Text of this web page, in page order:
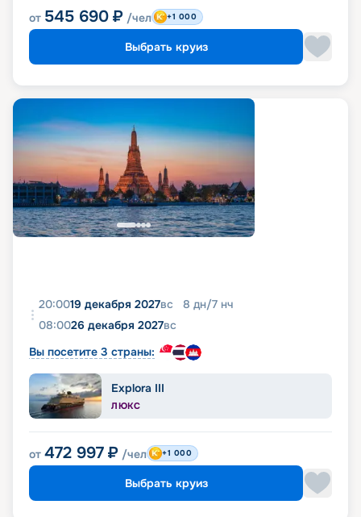
от 545 690 ₽ /чел +1 000
Выбрать круиз
20:0019 декабря 2027вс 8 дн/7 нч
08:0026 декабря 2027вс
Вы посетите 3 страны:
Explora III
ЛЮКС
от 472 997 ₽ /чел +1 000
Выбрать круиз